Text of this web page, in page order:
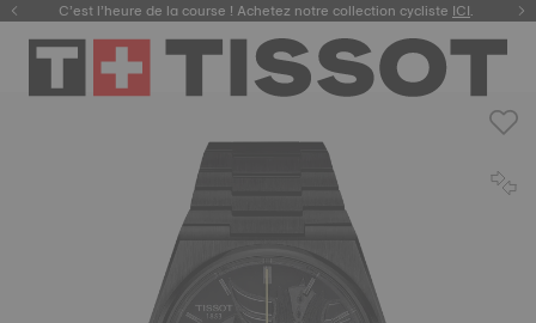
C’est l’heure de la course ! Achetez notre collection cycliste ICI.